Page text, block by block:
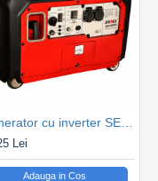
protectie la nivel
senzori de
si racirea
la praf si intemperii.
zgomot la 80dB la 7
pentru utilizarea in
de 130 litri,
Lei
Adauga in Cos